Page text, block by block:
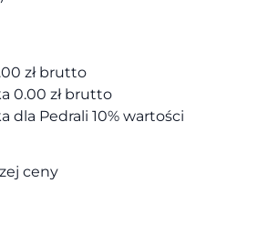
zł brutto
0.00 zł brutto
dla Pedrali 10% wartości
ceny